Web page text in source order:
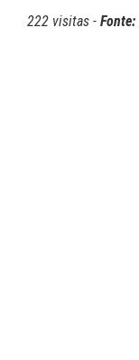
222 visitas - Fonte: